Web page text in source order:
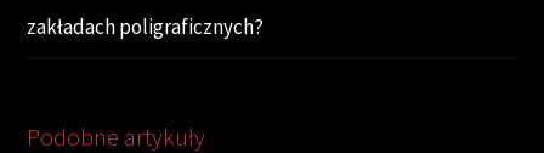
zakładach poligraficznych?
Podobne artykuły